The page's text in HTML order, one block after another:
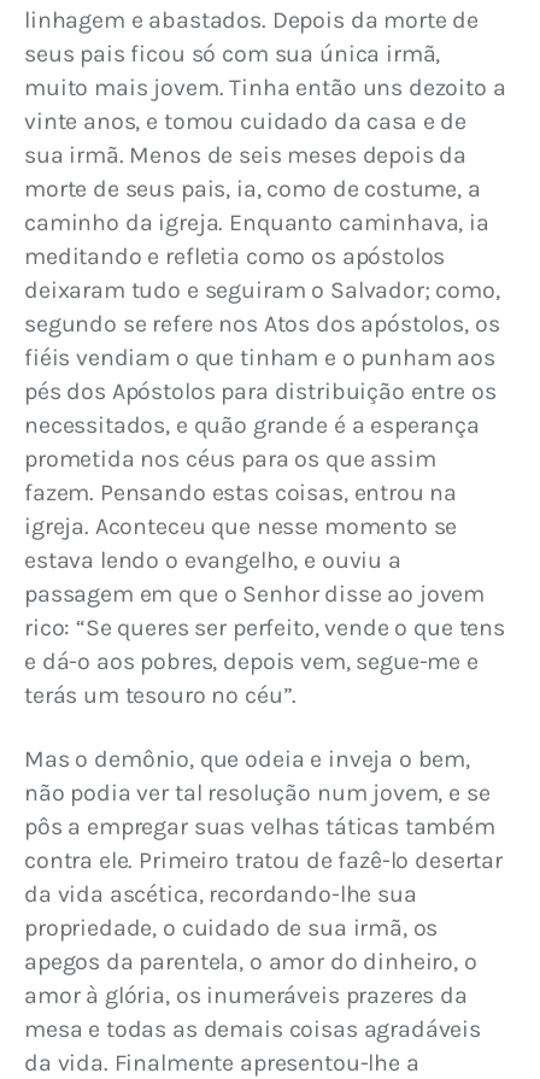
linhagem e abastados. Depois da morte de
seus pais ficou só com sua única irmã,
muito mais jovem. Tinha então uns dezoito a
vinte anos, e tomou cuidado da casa e de
sua irmã. Menos de seis meses depois da
morte de seus pais, ia, como de costume, a
caminho da igreja. Enquanto caminhava, ia
meditando e refletia como os apóstolos
deixaram tudo e seguiram o Salvador; como,
segundo se refere nos Atos dos apóstolos, os
fiéis vendiam o que tinham e o punham aos
pés dos Apóstolos para distribuição entre os
necessitados, e quão grande é a esperança
prometida nos céus para os que assim
fazem. Pensando estas coisas, entrou na
igreja. Aconteceu que nesse momento se
estava lendo o evangelho, e ouviu a
passagem em que o Senhor disse ao jovem
rico: “Se queres ser perfeito, vende o que tens
e dá-o aos pobres, depois vem, segue-me e
terás um tesouro no céu”.
Mas o demônio, que odeia e inveja o bem,
não podia ver tal resolução num jovem, e se
pôs a empregar suas velhas táticas também
contra ele. Primeiro tratou de fazê-lo desertar
da vida ascética, recordando-lhe sua
propriedade, o cuidado de sua irmã, os
apegos da parentela, o amor do dinheiro, o
amor à glória, os inumeráveis prazeres da
mesa e todas as demais coisas agradáveis
da vida. Finalmente apresentou-lhe a